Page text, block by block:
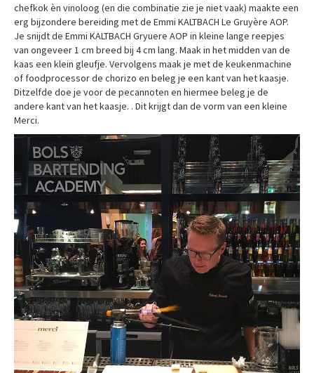
chefkok èn vinoloog (en die combinatie zie je niet vaak) maakte een
erg bijzondere bereiding met de Emmi KALTBACH Le Gruyère AOP.
Je snijdt de Emmi KALTBACH Gryuere AOP in kleine lange reepjes
van ongeveer 1 cm breed bij 4 cm lang. Maak in het midden van de
kaas een klein gleufje. Vervolgens maak je met de keukenmachine
of foodprocessor de chorizo en beleg je een kant van het kaasje.
Ditzelfde doe je voor de pecannoten en hiermee beleg je de
andere kant van het kaasje. . Dit krijgt dan de vorm van een kleine
Merci.